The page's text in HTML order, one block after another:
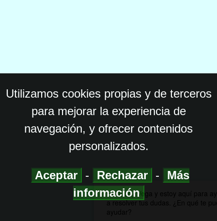
Utilizamos cookies propias y de terceros
para mejorar la experiencia de
navegación, y ofrecer contenidos
personalizados.
Aceptar - Rechazar -
Más
información